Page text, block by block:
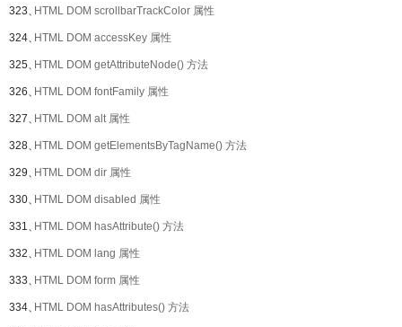
323、HTML DOM scrollbarTrackColor 属性
324、HTML DOM accessKey 属性
325、HTML DOM getAttributeNode() 方法
326、HTML DOM fontFamily 属性
327、HTML DOM alt 属性
328、HTML DOM getElementsByTagName() 方法
329、HTML DOM dir 属性
330、HTML DOM disabled 属性
331、HTML DOM hasAttribute() 方法
332、HTML DOM lang 属性
333、HTML DOM form 属性
334、HTML DOM hasAttributes() 方法